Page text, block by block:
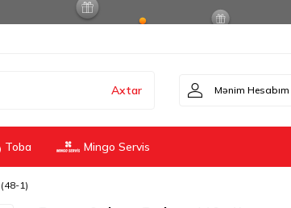
Axtar Mənim Hesabım
Toba Mingo Servis
1)